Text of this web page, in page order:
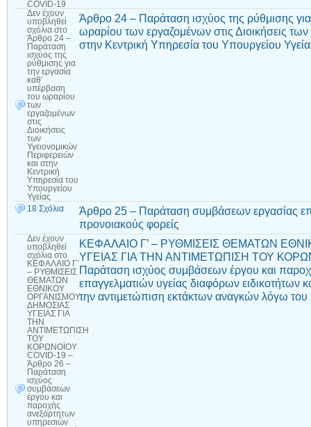
COVID-19
Δεν έχουν
υποβληθεί
σχόλια στο
Άρθρο 24 –
Παράταση
ισχύος της
ρύθμισης για
την εργασία
καθ’
υπέρβαση
του ωραρίου
των
εργαζομένων
στις
Διοικήσεις
των
Υγειονομικών
Περιφερειών
και στην
Κεντρική
Υπηρεσία του
Υπουργείου
Υγείας
Άρθρο 24 – Παράταση ισχύος της ρύθμισης
ωραρίου των εργαζομένων στις Διοικήσεις
στην Κεντρική Υπηρεσία του Υπουργείου
18 Σχόλια
Άρθρο 25 – Παράταση συμβάσεων εργασίας
προνοιακούς φορείς
Δεν έχουν
υποβληθεί
σχόλια στο
ΚΕΦΑΛΑΙΟ Γ’
– ΡΥΘΜΙΣΕΙΣ
ΘΕΜΑΤΩΝ
ΕΘΝΙΚΟΥ
ΟΡΓΑΝΙΣΜΟΥ
ΔΗΜΟΣΙΑΣ
ΥΓΕΙΑΣ ΓΙΑ
ΤΗΝ
ΑΝΤΙΜΕΤΩΠΙΣΗ
ΤΟΥ
ΚΟΡΩΝΟΪΟΥ
COVID-19 –
Άρθρο 26 –
Παράταση
ισχύος
συμβάσεων
έργου και
παροχής
ανεξάρτητων
υπηρεσιών
ΚΕΦΑΛΑΙΟ Γ’ – ΡΥΘΜΙΣΕΙΣ ΘΕΜΑΤΩΝ
ΥΓΕΙΑΣ ΓΙΑ ΤΗΝ ΑΝΤΙΜΕΤΩΠΙΣΗ ΤΟΥ
Παράταση ισχύος συμβάσεων έργου και
επαγγελματιών υγείας διαφόρων ειδικοτήτων
την αντιμετώπιση εκτάκτων αναγκών λόγω